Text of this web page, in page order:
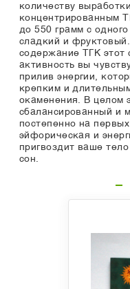
количеству
концентрированным
до 550 грамм с
сладкий и
содержание ТГК этот
активность вы
прилив энергии,
крепким и
окаменения. В целом
сбалансированный и
постепенно на
эйфорическая и
пригвоздит ваше
сон.